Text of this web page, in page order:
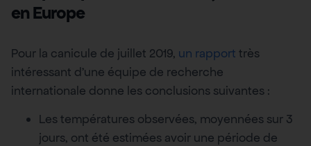
en Europe
Pour la canicule de juillet 2019, un rapport très
intéressant d’une équipe de recherche
internationale donne les conclusions suivantes :
Les températures observées, moyennées sur 3
jours, ont été estimées avoir une période de